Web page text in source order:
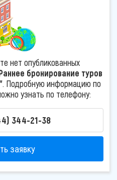
нет опубликованных
бронирование туров
. Подробную информацию по
узнать по телефону:
344-21-38
заявку